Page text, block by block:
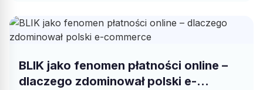
BLIK jako fenomen płatności online –
dlaczego zdominował polski e-